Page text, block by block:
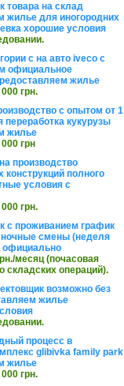
товара на склад
жилье для иногородних
хорошие условия
с на авто iveco с
официальное
жилье
грн.
с опытом от 1
переработка кукурузы
жилье
грн
производство
конструкций полного
условия с
грн.
с проживанием график
смены (неделя
официально
месяц (почасовая
складских операций).
возможно без
жилье
процесс в
glibivka family park
жилье
грн.